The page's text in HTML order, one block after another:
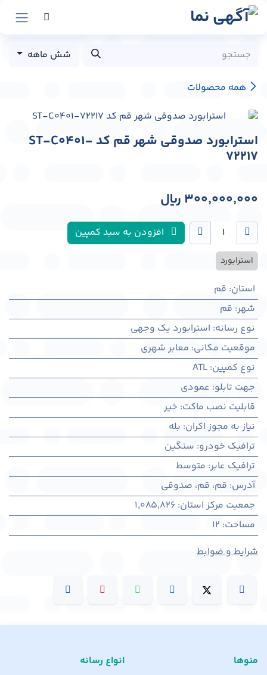
پرش به محتوا
همه محصولات
شش ماهه
استرابورد صدوقی شهر قم کد ST-C0401-
72217
300,000,000 ﷼
افزودن به سبد کمپین
استرابورد
استان: قم
شهر: قم
نوع رسانه: استرابورد یک وجهی
موقعیت مکانی: معابر شهری
نوع کمپین:
ATL
جهت تابلو: عمودی
قابلیت نصب ماکت: خیر
نیاز به مجوز اکران: بله
ترافیک خودرو: سنگین
ترافیک عابر: متوسط
آدرس: قم، قم، صدوقی
جمعیت مرکز استان:
1,085,826
مساحت:
12
شرایط و ضوابط
منوها انواع رسانه